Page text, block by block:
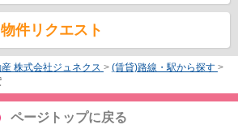
物件リクエスト
株式会社ジュネクス > (賃貸)路線・駅から探す >
ページトップに戻る